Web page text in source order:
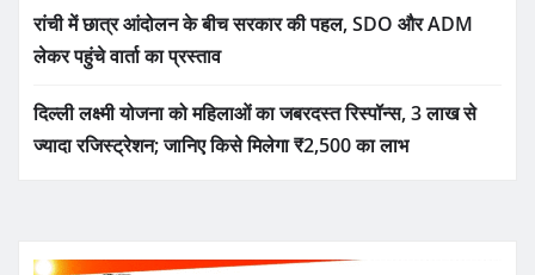
रांची में छात्र आंदोलन के बीच सरकार की पहल, SDO और ADM
लेकर पहुंचे वार्ता का प्रस्ताव
दिल्ली लक्ष्मी योजना को महिलाओं का जबरदस्त रिस्पॉन्स, 3 लाख से
ज्यादा रजिस्ट्रेशन; जानिए किसे मिलेगा ₹2,500 का लाभ